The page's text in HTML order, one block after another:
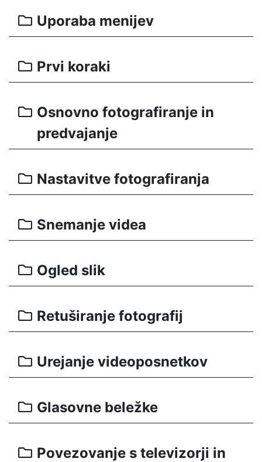
Uporaba menijev
Prvi koraki
Osnovno fotografiranje in
predvajanje
Nastavitve fotografiranja
Snemanje videa
Ogled slik
Retuširanje fotografij
Urejanje videoposnetkov
Glasovne beležke
Povezovanje s televizorji in